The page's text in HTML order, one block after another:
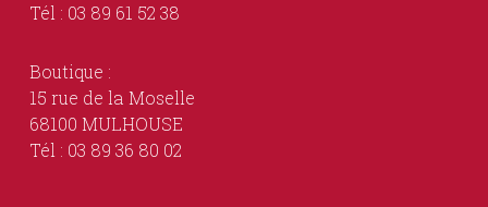
Tél : 03 89 61 52 38
Boutique :
15 rue de la Moselle
68100 MULHOUSE
Tél : 03 89 36 80 02